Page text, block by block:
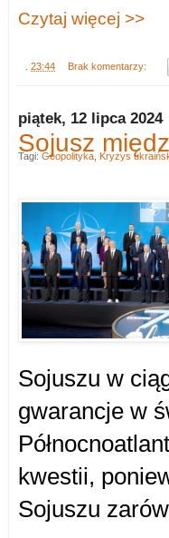
Czytaj więcej >>
23:44 Brak komentarzy:
piątek, 12 lipca 2024
Sojusz
Sojuszu w
gwarancje w
kwestii,
Sojuszu
Tagi: Geopolityka Kryzys